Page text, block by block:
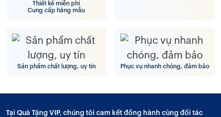
Thiết kế miễn phí
Cung cấp hãng mẫu
Sản phẩm chất lượng, uy tín Phục vụ nhanh chóng, đảm bảo
Tại Quà Tặng VIP, chúng tôi cam kết đồng hành cùng đối tác